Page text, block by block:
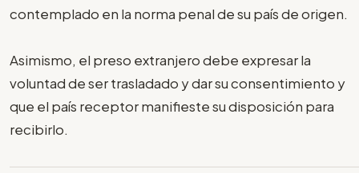
contemplado en la norma penal de su país de origen.
Asimismo, el preso extranjero debe expresar la
voluntad de ser trasladado y dar su consentimiento y
que el país receptor manifieste su disposición para
recibirlo.